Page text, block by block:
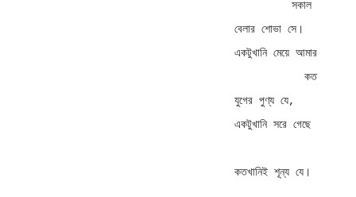
বেলার শোভা সে।
একটুখানি মেয়ে আমার
যুগের পুণ্য যে,
একটুখানি সরে গেছে
কতখানিই শূন্য যে।